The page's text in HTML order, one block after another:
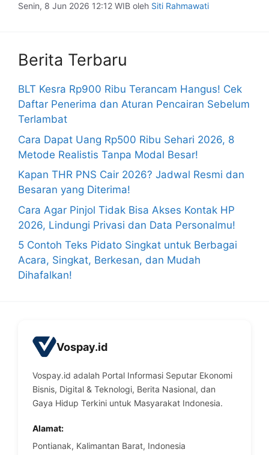
Senin, 8 Jun 2026 12:12 WIB oleh Siti Rahmawati
Berita Terbaru
BLT Kesra Rp900 Ribu Terancam Hangus! Cek
Daftar Penerima dan Aturan Pencairan Sebelum
Terlambat
Cara Dapat Uang Rp500 Ribu Sehari 2026, 8
Metode Realistis Tanpa Modal Besar!
Kapan THR PNS Cair 2026? Jadwal Resmi dan
Besaran yang Diterima!
Cara Agar Pinjol Tidak Bisa Akses Kontak HP
2026, Lindungi Privasi dan Data Personalmu!
5 Contoh Teks Pidato Singkat untuk Berbagai
Acara, Singkat, Berkesan, dan Mudah
Dihafalkan!
Vospay.id
Vospay.id adalah Portal Informasi Seputar Ekonomi
Bisnis, Digital & Teknologi, Berita Nasional, dan
Gaya Hidup Terkini untuk Masyarakat Indonesia.
Alamat:
Pontianak, Kalimantan Barat, Indonesia